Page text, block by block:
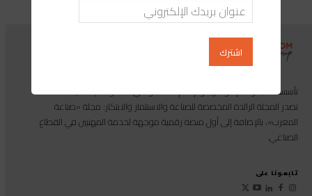
تأسست مجموعة إندوستريكوم عام 2013، وهي مجموعة إعلامية متخصصة
تصدر المجلة الرائدة المخصصة للصناعة والاستثمار والابتكار: مجلة «صناعة
المغرب»، بالإضافة إلى أول منصة رقمية موجهة لخدمة المهنيين في القطاع
الصناعي.
تابعونا على